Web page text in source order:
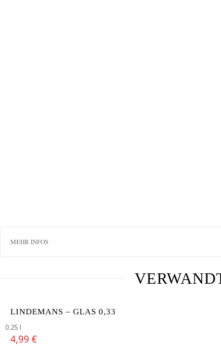
MEHR INFOS
LINDEMANS – GLAS 0,33
0,25 l
4,99 €